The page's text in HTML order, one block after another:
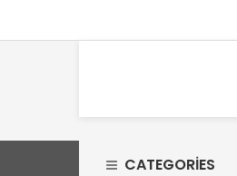
CATEGORIES